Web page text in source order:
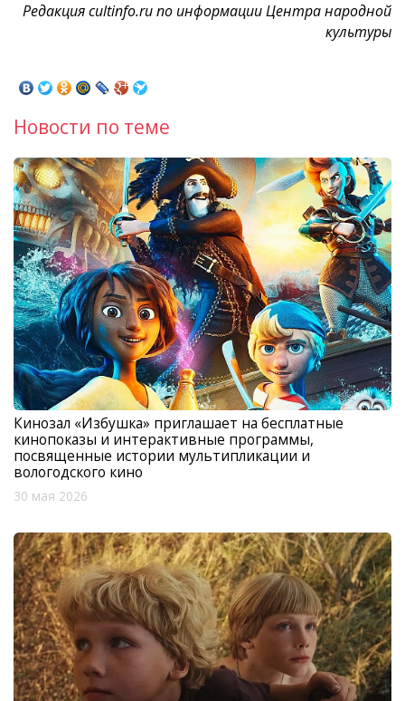
Редакция cultinfo.ru по информации Центра народной
культуры
Новости по теме
Кинозал «Избушка» приглашает на бесплатные
кинопоказы и интерактивные программы,
посвященные истории мультипликации и
вологодского кино
30 мая 2026